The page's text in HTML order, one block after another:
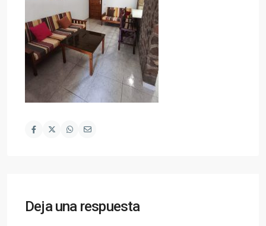
Deja una respuesta